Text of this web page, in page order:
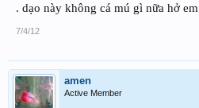
. dạo này không cá mú gì nữa hở
7/4/12
amen
Active Member